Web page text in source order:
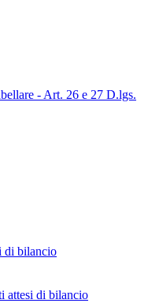
- Art. 26 e 27 D.lgs.
di bilancio
attesi di bilancio